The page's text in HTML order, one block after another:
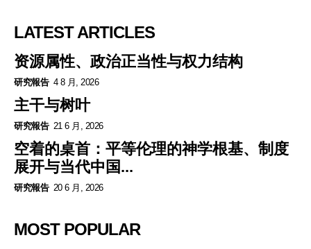
LATEST ARTICLES
资源属性、政治正当性与权力结构
研究報告 4 8 月, 2026
主干与树叶
研究報告 21 6 月, 2026
空着的桌首：平等伦理的神学根基、制度
展开与当代中国...
研究報告 20 6 月, 2026
MOST POPULAR